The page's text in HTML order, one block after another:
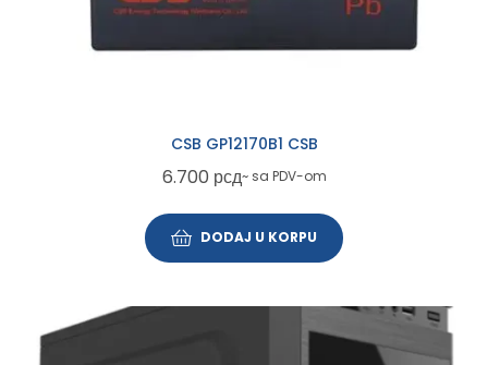
CSB GP12170B1 CSB
6.700 рсд~ sa PDV-om
DODAJ U KORPU